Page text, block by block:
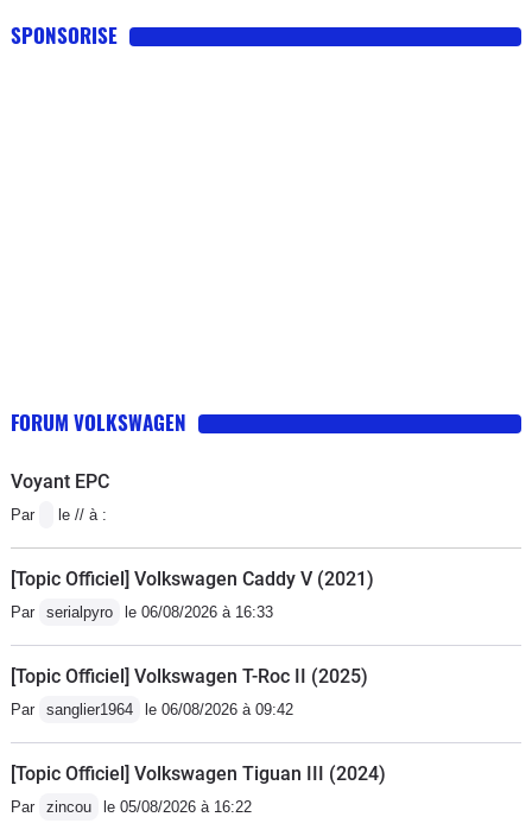
SPONSORISE
FORUM VOLKSWAGEN
Voyant EPC
Par le // à :
[Topic Officiel] Volkswagen Caddy V (2021)
Par serialpyro le 06/08/2026 à 16:33
[Topic Officiel] Volkswagen T-Roc II (2025)
Par sanglier1964 le 06/08/2026 à 09:42
[Topic Officiel] Volkswagen Tiguan III (2024)
Par zincou le 05/08/2026 à 16:22